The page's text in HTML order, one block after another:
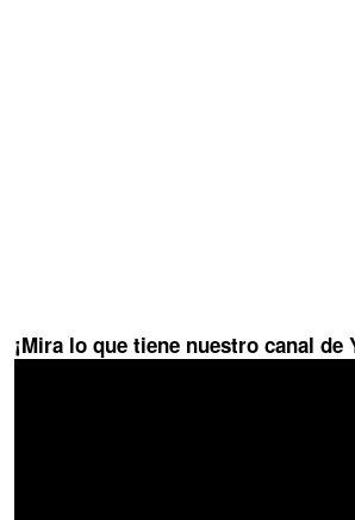
¡Mira lo que tiene nuestro canal de